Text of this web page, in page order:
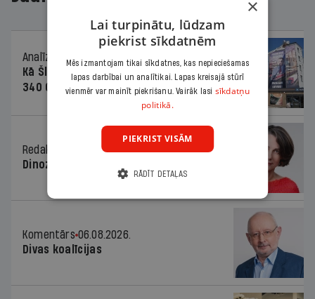
Analīze
06.08.2026.
Kā Šlesera partija palika nesodīta par
340 000 vērtu reklāmas kampaņu
Redaktores sleja
06.08.2026.
Dinozaura triks
Komentārs 06.08.2026.
Divas koalīcijas
×
Lai turpinātu, lūdzam
piekrist sīkdatnēm
Mēs izmantojam tikai sīkdatnes, kas nepieciešamas
lapas darbībai un analītikai. Lapas kreisajā stūrī
vienmēr var mainīt piekrišanu. Vairāk lasi sīkdatņu
politikā.
PIEKRIST VISĀM
RĀDĪT DETAĻAS